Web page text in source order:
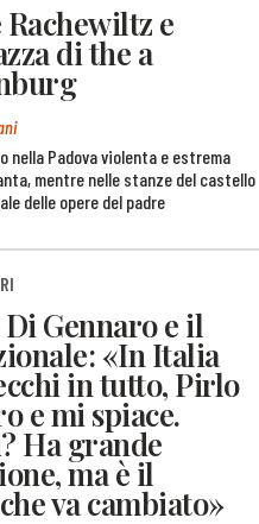
e
di the a
nella Padova violenta e estrema
mentre nelle stanze del castello
delle opere del padre
Gennaro e il
«In Italia
in tutto, Pirlo
e mi spiace.
Ha grande
ma è il
va cambiato»